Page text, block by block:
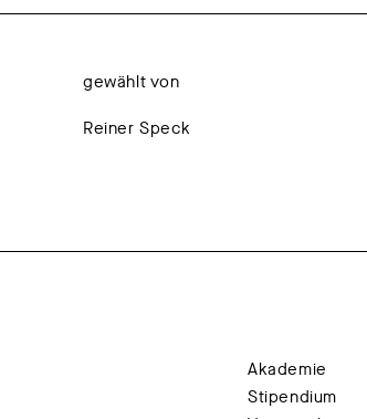
gewählt von
Reiner Speck
Akademie
Stipendium